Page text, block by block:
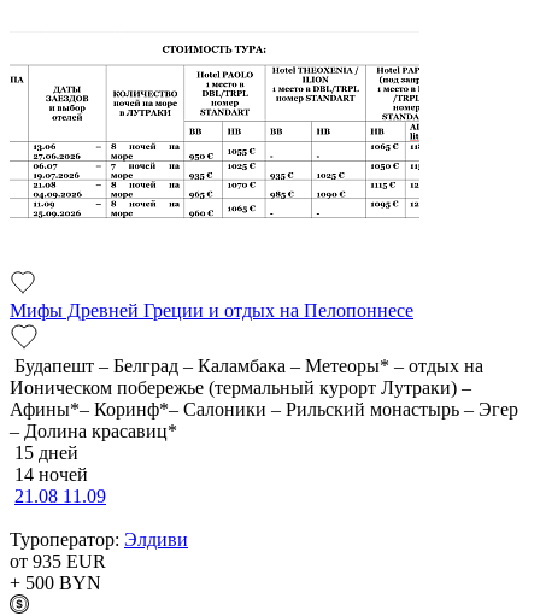
Мифы Древней Греции и отдых на Пелопоннесе
Будапешт – Белград – Каламбака – Метеоры* – отдых на
Ионическом побережье (термальный курорт Лутраки) –
Афины*– Коринф*– Салоники – Рильский монастырь – Эгер
– Долина красавиц*
15 дней
14 ночей
21.08 11.09
Туроператор: Элдиви
от 935 EUR
+ 500 BYN